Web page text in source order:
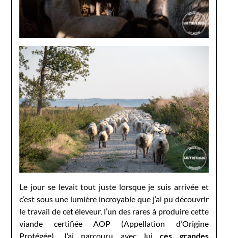
Le jour se levait tout juste lorsque je suis arrivée et
c’est sous une lumière incroyable que j’ai pu découvrir
le travail de cet éleveur, l’un des rares à produire cette
viande certifiée AOP (Appellation d’Origine
Protégée). J’ai parcouru avec lui ces grandes